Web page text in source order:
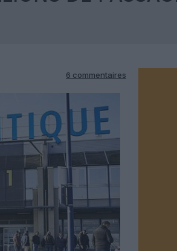
6 commentaires